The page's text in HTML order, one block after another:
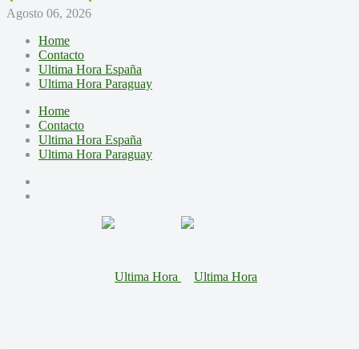
Agosto 06, 2026
Home
Contacto
Ultima Hora España
Ultima Hora Paraguay
Home
Contacto
Ultima Hora España
Ultima Hora Paraguay